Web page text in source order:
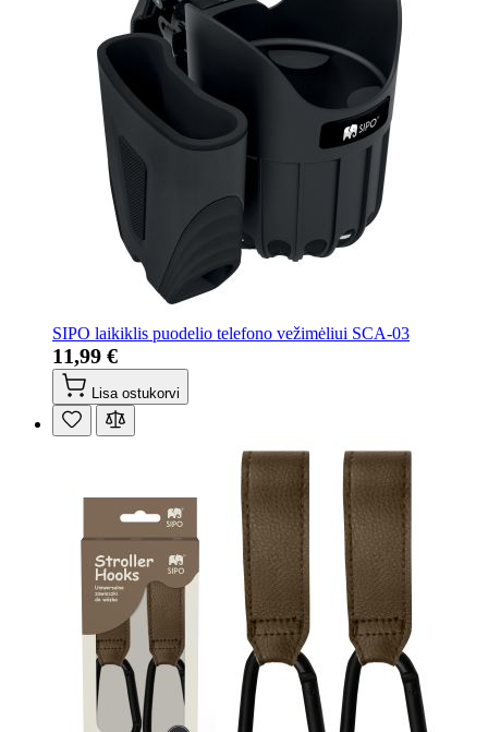
SIPO laikiklis puodelio telefono vežimėliui SCA-03
11,99 €
Lisa ostukorvi